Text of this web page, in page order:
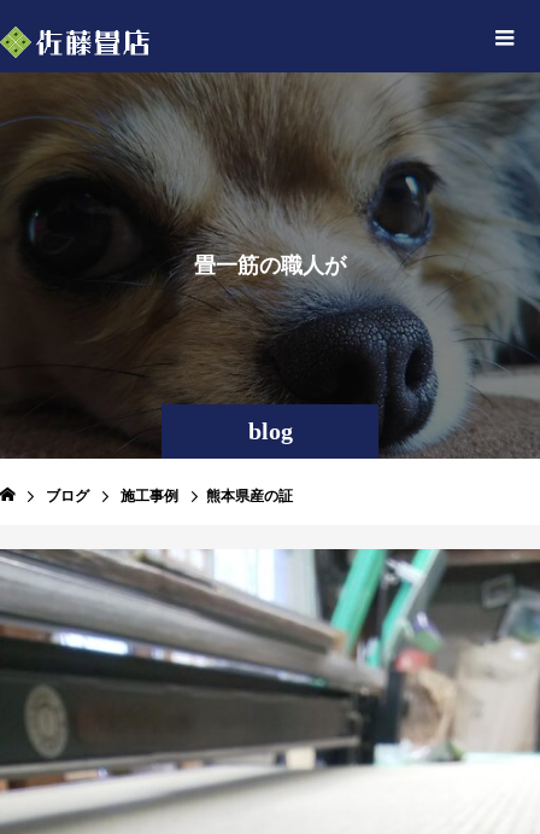
blog
畳一筋の職 人 が
綴ったブ
ブログ 施工事例 熊本県産の証